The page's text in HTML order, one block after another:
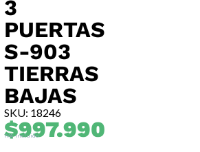
3
PUERTAS
S-903
TIERRAS
BAJAS
SKU: 18246
$997.990
IVA Incluido